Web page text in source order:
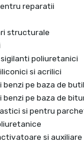
reparatii
structurale
poliuretanici
si acrilici
benzi pe baza de butil
benzi pe baza de
si pentru
si auxiliare